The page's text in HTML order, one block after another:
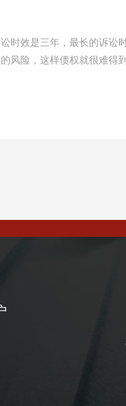
时效是三年，最长的诉讼
风险，这样债权就很难得